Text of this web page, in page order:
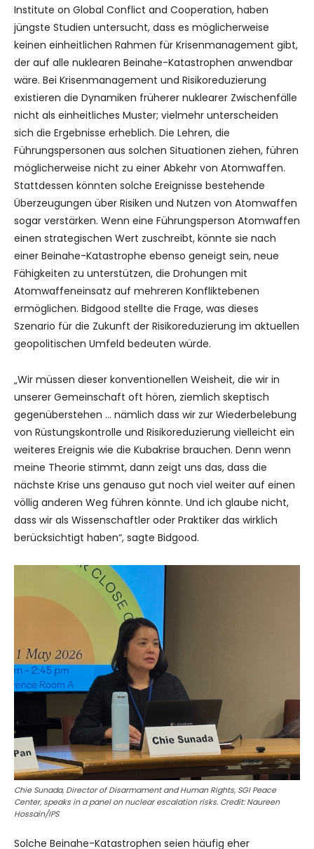
Institute on Global Conflict and Cooperation, haben
jüngste Studien untersucht, dass es möglicherweise
keinen einheitlichen Rahmen für Krisenmanagement gibt,
der auf alle nuklearen Beinahe-Katastrophen anwendbar
wäre. Bei Krisenmanagement und Risikoreduzierung
existieren die Dynamiken früherer nuklearer Zwischenfälle
nicht als einheitliches Muster; vielmehr unterscheiden
sich die Ergebnisse erheblich. Die Lehren, die
Führungspersonen aus solchen Situationen ziehen, führen
möglicherweise nicht zu einer Abkehr von Atomwaffen.
Stattdessen könnten solche Ereignisse bestehende
Überzeugungen über Risiken und Nutzen von Atomwaffen
sogar verstärken. Wenn eine Führungsperson Atomwaffen
einen strategischen Wert zuschreibt, könnte sie nach
einer Beinahe-Katastrophe ebenso geneigt sein, neue
Fähigkeiten zu unterstützen, die Drohungen mit
Atomwaffeneinsatz auf mehreren Konfliktebenen
ermöglichen. Bidgood stellte die Frage, was dieses
Szenario für die Zukunft der Risikoreduzierung im aktuellen
geopolitischen Umfeld bedeuten würde.
„Wir müssen dieser konventionellen Weisheit, die wir in
unserer Gemeinschaft oft hören, ziemlich skeptisch
gegenüberstehen … nämlich dass wir zur Wiederbelebung
von Rüstungskontrolle und Risikoreduzierung vielleicht ein
weiteres Ereignis wie die Kubakrise brauchen. Denn wenn
meine Theorie stimmt, dann zeigt uns das, dass die
nächste Krise uns genauso gut noch viel weiter auf einen
völlig anderen Weg führen könnte. Und ich glaube nicht,
dass wir als Wissenschaftler oder Praktiker das wirklich
berücksichtigt haben“, sagte Bidgood.
Chie Sunada, Director of Disarmament and Human Rights, SGI Peace
Center, speaks in a panel on nuclear escalation risks. Credit: Naureen
Hossain/IPS
Solche Beinahe-Katastrophen seien häufig eher